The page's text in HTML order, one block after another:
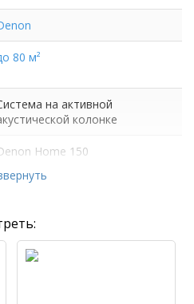
80 м²
на активной
колонке
Home 150